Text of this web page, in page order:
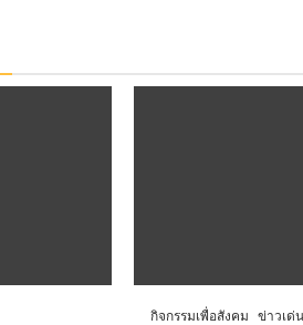
กิจกรรมเพื่อสังคม ข่าวเด่